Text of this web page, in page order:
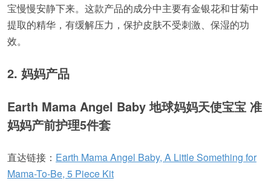
宝慢慢安静下来。这款产品的成分中主要有金银花和甘菊中
提取的精华，有缓解压力，保护皮肤不受刺激、保湿的功
效。
2. 妈妈产品
Earth Mama Angel Baby 地球妈妈天使宝宝 准
妈妈产前护理5件套
直达链接： Earth Mama Angel Baby, A Little Something for
Mama-To-Be, 5 Piece Kit